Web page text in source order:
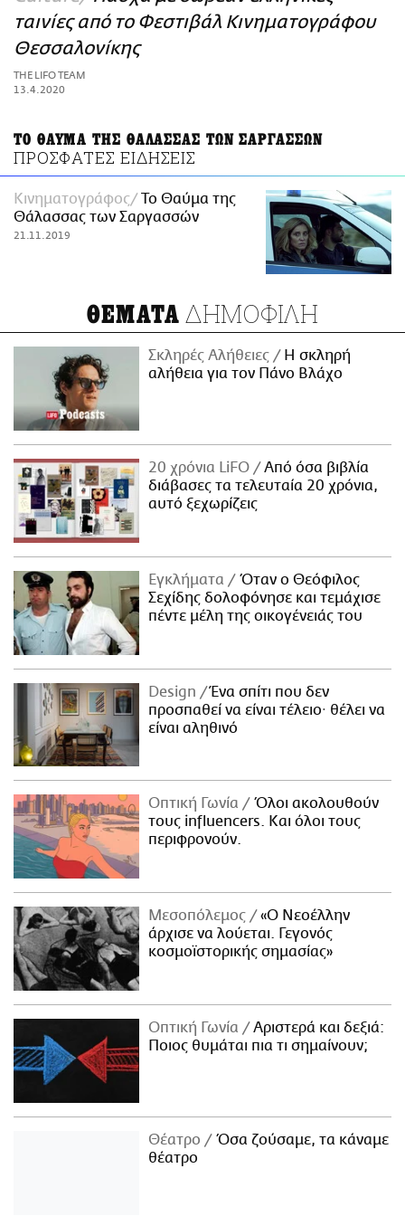
ΑΜΠΑ
PRINT
ταινίες από το Φεστιβάλ Κινηματογράφου
Θεσσαλονίκης
THE LIFO TEAM
13.4.2020
ΤΟ ΘΑΥΜΑ ΤΗΣ ΘΑΛΑΣΣΑΣ ΤΩΝ ΣΑΡΓΑΣΣΩΝ
ΠΡΟΣΦΑΤΕΣ ΕΙΔΗΣΕΙΣ
Κινηματογράφος Το Θαύμα της
Θάλασσας των Σαργασσών
21.11.2019
ΘΕΜΑΤΑ ΔΗΜΟΦΙΛΗ
Σκληρές Αλήθειες
H σκληρή
αλήθεια για τον Πάνο Βλάχο
20 χρόνια LiFO
Από όσα βιβλία
διάβασες τα τελευταία 20 χρόνια,
αυτό ξεχωρίζεις
Εγκλήματα
Όταν ο Θεόφιλος
Σεχίδης δολοφόνησε και τεμάχισε
πέντε μέλη της οικογένειάς του
Design
Ένα σπίτι που δεν
προσπαθεί να είναι τέλειο· θέλει να
είναι αληθινό
Οπτική Γωνία
Όλοι ακολουθούν
τους influencers. Και όλοι τους
περιφρονούν.
Μεσοπόλεμος
«Ο Νεοέλλην
άρχισε να λούεται. Γεγονός
κοσμοϊστορικής σημασίας»
Οπτική Γωνία
Αριστερά και δεξιά:
Ποιος θυμάται πια τι σημαίνουν;
Θέατρο
Όσα ζούσαμε, τα κάναμε
θέατρο